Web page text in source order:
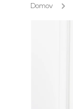
Domov /